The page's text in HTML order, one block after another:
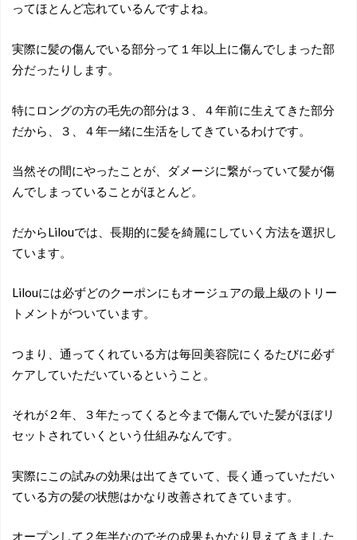
ってほとんど忘れているんですよね。
実際に髪の傷んでいる部分って１年以上に傷んでしまった部
分だったりします。
特にロングの方の毛先の部分は３、４年前に生えてきた部分
だから、３、４年一緒に生活をしてきているわけです。
当然その間にやったことが、ダメージに繋がっていて髪が傷
んでしまっていることがほとんど。
だからLilouでは、長期的に髪を綺麗にしていく方法を選択し
ています。
Lilouには必ずどのクーポンにもオージュアの最上級のトリー
トメントがついています。
つまり、通ってくれている方は毎回美容院にくるたびに必ず
ケアしていただいているということ。
それが２年、３年たってくると今まで傷んでいた髪がほぼリ
セットされていくという仕組みなんです。
実際にこの試みの効果は出てきていて、長く通っていただい
ている方の髪の状態はかなり改善されてきています。
オープンして２年半なのでその成果もかなり見えてきました